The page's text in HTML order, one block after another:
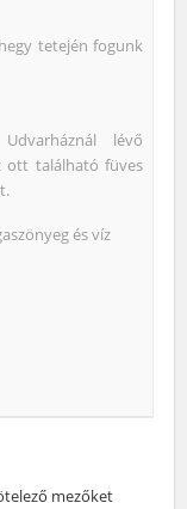
tetején fogunk
lévő
ott található füves
és víz
mezőket